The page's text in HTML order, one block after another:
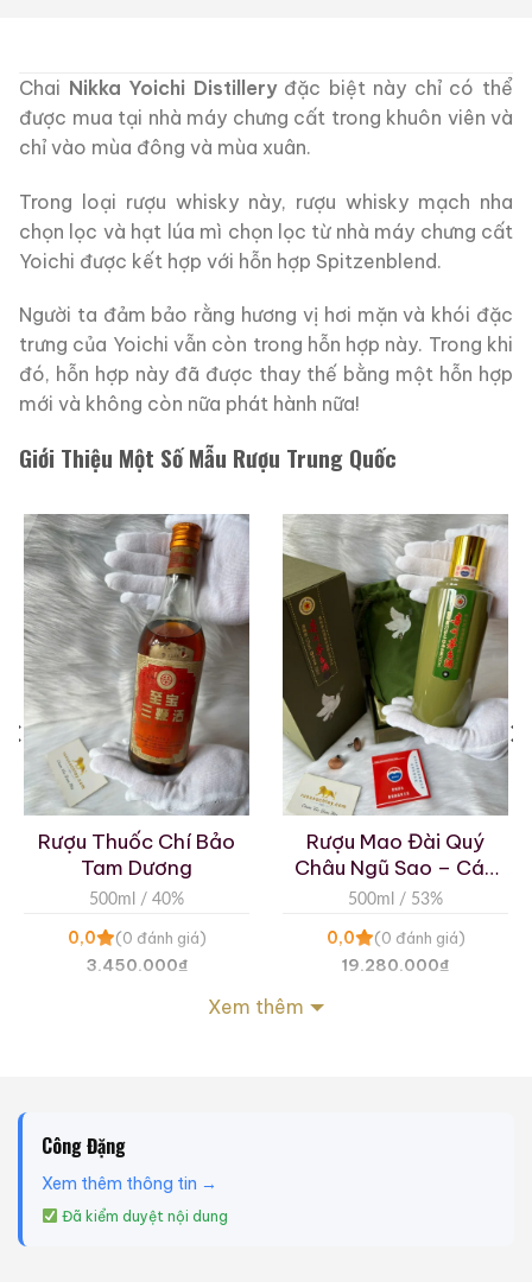
Chai Nikka Yoichi Distilleryđặc biệt này chỉ có thể
được mua tại nhà máy chưng cất trong khuôn viên và
chỉ vào mùa đông và mùa xuân.
Trong loại rượu whisky này, rượu whisky mạch nha
chọn lọc và hạt lúa mì chọn lọc từ nhà máy chưng cất
Yoichi được kết hợp với hỗn hợp Spitzenblend.
Người ta đảm bảo rằng hương vị hơi mặn và khói đặc
trưng của Yoichi vẫn còn trong hỗn hợp này. Trong khi
đó, hỗn hợp này đã được thay thế bằng một hỗn hợp
mới và không còn nữa phát hành nữa!
Giới Thiệu Một Số Mẫu Rượu Trung Quốc
Rượu Thuốc Chí Bảo
Tam Dương
500ml / 40%
0,0 (0 đánh giá)
3.450.000₫
Hotline
Rượu Mao Đài Quý
Châu Ngũ Sao – Cáp
Họa Hữu Nghị 2021
500ml / 53%
0,0 (0 đánh giá)
19.280.000₫
Xem thêm
Công Đặng
Xem thêm thông tin →
Đã kiểm duyệt nội dung